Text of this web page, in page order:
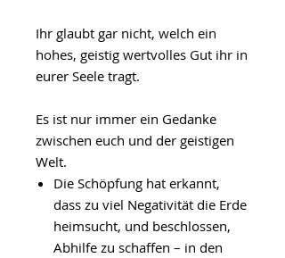
Ihr glaubt gar nicht, welch ein
hohes, geistig wertvolles Gut ihr in
eurer Seele tragt.
Es ist nur immer ein Gedanke
zwischen euch und der geistigen
Welt.
Die Schöpfung hat erkannt,
dass zu viel Negativität die Erde
heimsucht, und beschlossen,
Abhilfe zu schaffen – in den